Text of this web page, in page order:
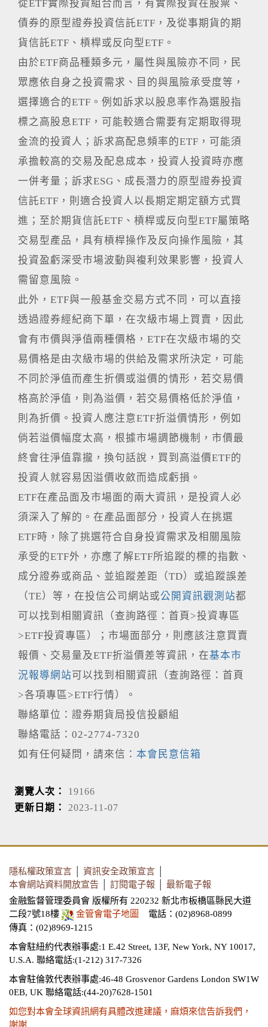
從ETF實際投資組合而言，有實際投資在股票、
債券的原型證券投資信託ETF，及從事期貨的期
貨信託ETF、槓桿或反向型ETF。
由於ETF商品種類多元，屬性與風險亦不同，民
眾應依自身之投資需求、目的與風險承受度等，
選擇適合的ETF。例如訴求以股息率作為選股指
標之高股息ETF，可能較適合需要有定期取得現
金流的投資人；訴求高配息頻率的ETF，可能須
承擔較高的交易及配息成本，投資人投資時亦應
一併考量；訴求ESG、成長潛力的原型證券投資
信託ETF，則適合投資人以長期定期定額方式買
進；至於期貨信託ETF、槓桿或反向型ETF屬策略
交易型產品，具有槓桿操作及反向操作風險，其
投資盈虧深受市場波動與複利效果影響，投資人
需留意風險。
此外，ETF與一般基金交易方式不同，可以直接
透過證券經紀商下單，在次級市場上買賣，因此
會有市價與淨值兩種價格，ETF在次級市場的交
易價格是由次級市場的供給及需求所決定，可能
不同於淨值而產生折價或溢價的情形，若交易價
格高於淨值，則為溢價，若交易價格低於淨值，
則為折價。投資人應注意ETF折溢價情形，例如
倘若溢價幅度太高，根據市場調節機制，市價最
終會往淨值靠攏，換句話說，買到高溢價ETF的
投資人就容易因溢價收斂而造成虧損。
ETF在產品面及市場面的兩大資訊，是投資人必
須深入了解的。在產品面部分，投資人在挑選
ETF時，除了挑選符合自身投資需求及相關風險
承受的ETF外，亦應了解ETF所追蹤的標的指數、
成分證券或商品、並追蹤差距（TD）或追蹤誤差
（TE）等，在投信公司網站或公開資訊觀測站都
可以找到相關資訊（查詢路徑：首頁>投資專區
>ETF投資專區）；市場面部分，則應該注意買賣
報價、交易量及ETF折溢價差等資訊，在基本市
況報導網站可以找到相關資訊（查詢路徑：首頁
>各項專區>ETF行情）。
聯絡單位：證券期貨局投信投顧組
聯絡電話：02-2774-7320
如有任何疑問，請來信： 本會民意信箱
瀏覽人次： 19166
更新日期： 2023-11-07
隱私權政策宣言 資訊安全政策宣言
本會網站資料開放宣告
訂閱電子報
最新電子報
金融監督管理委員會 版權所有 220232 新北市板橋區縣民大道
二段7號18樓
金管會電子地圖
電話：(02)8968-0899
傳真：(02)8969-1215
本會駐紐約代表辦事處:1 E.42 Street, 13F, New York, NY 10017,
U.S.A. 聯絡電話:(1-212) 317-7326
本會駐倫敦代表辦事處:46-48 Grosvenor Gardens London SW1W
0EB, UK 聯絡電話:(44-20)7628-1501
如您對本會全球資訊網有具體改進建議，麻煩來信告訴我們，
謝謝